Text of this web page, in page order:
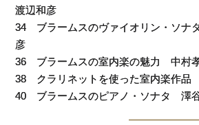
渡辺和彦
34 ブラームスのヴァイオリン・ソナ
彦
36 ブラームスの室内楽の魅力 中村
38 クラリネットを使った室内楽作品
40 ブラームスのピアノ・ソナタ 澤